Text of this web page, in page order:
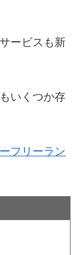
ービスも新
いくつか存
フリーラン